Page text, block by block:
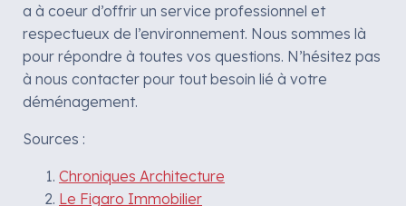
a à coeur d’offrir un service professionnel et
respectueux de l’environnement. Nous sommes là
pour répondre à toutes vos questions. N’hésitez pas
à nous contacter pour tout besoin lié à votre
déménagement.
Sources :
Chroniques Architecture
Le Figaro Immobilier